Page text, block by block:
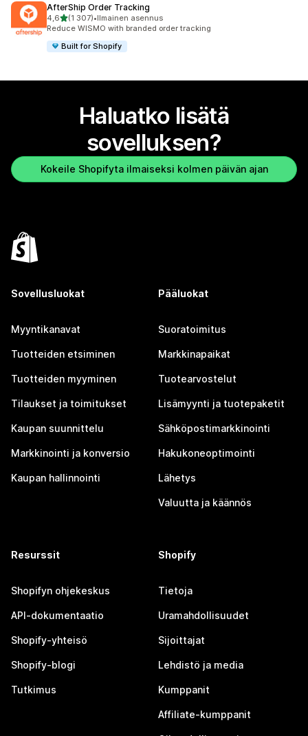
AfterShip Order Tracking
4,6/ 5 tähteä
(1 307)
1307 arvostelua yhteensä
•Ilmainen asennus
Reduce WISMO with branded order tracking
Built for Shopify
Haluatko lisätä
sovelluksen?
Kokeile Shopifyta ilmaiseksi kolmen päivän ajan
Sovellusluokat
Myyntikanavat
Tuotteiden etsiminen
Tuotteiden myyminen
Tilaukset ja toimitukset
Kaupan suunnittelu
Markkinointi ja konversio
Kaupan hallinnointi
Pääluokat
Suoratoimitus
Markkinapaikat
Tuotearvostelut
Lisämyynti ja tuotepaketit
Sähköpostimarkkinointi
Hakukoneoptimointi
Lähetys
Valuutta ja käännös
Resurssit
Shopifyn ohjekeskus
API-dokumentaatio
Shopify-yhteisö
Shopify-blogi
Tutkimus
Shopify
Tietoja
Uramahdollisuudet
Sijoittajat
Lehdistö ja media
Kumppanit
Affiliate-kumppanit